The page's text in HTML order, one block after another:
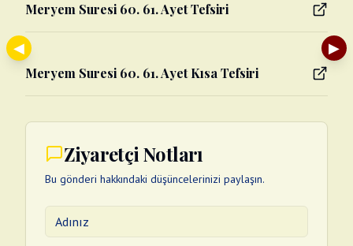
Meryem Suresi 60. 61. Ayet Tefsiri
Meryem Suresi 60. 61. Ayet Kısa Tefsiri
Ziyaretçi Notları
Bu gönderi hakkındaki düşüncelerinizi paylaşın.
◀ ▶